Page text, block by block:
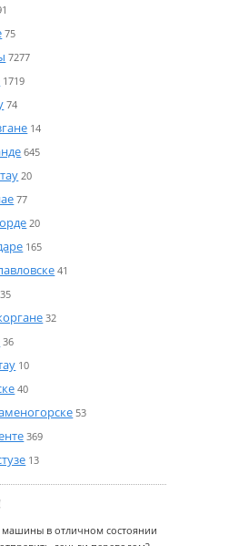
75
7277
1719
74
14
645
20
77
20
165
41
35
32
36
10
40
53
369
13
в отличном состоянии